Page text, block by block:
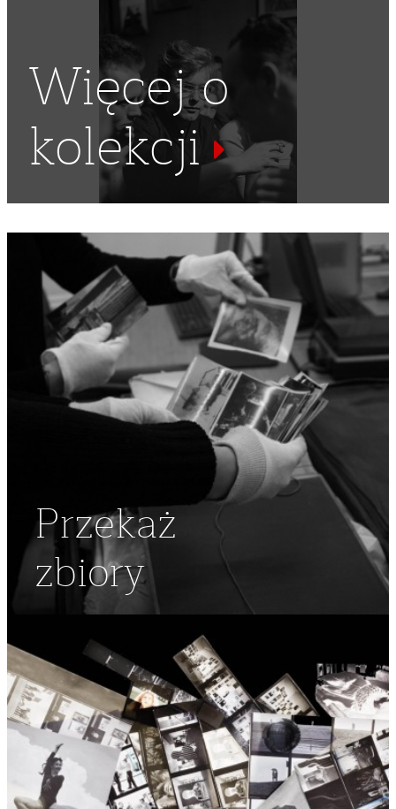
Więcej o
kolekcji
Przekaż
zbiory